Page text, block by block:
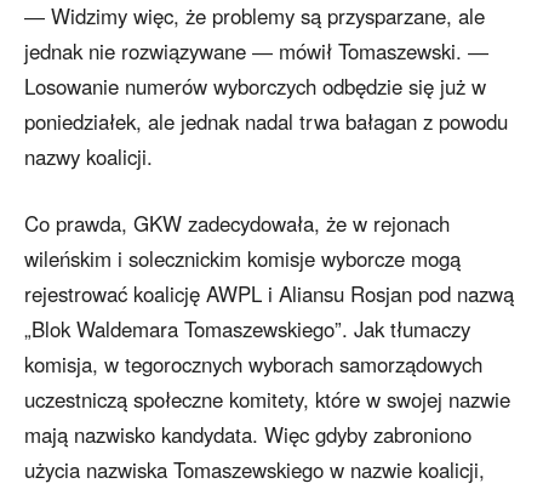
― Widzimy więc, że problemy są przysparzane, ale
jednak nie rozwiązywane ― mówił Tomaszewski. ―
Losowanie numerów wyborczych odbędzie się już w
poniedziałek, ale jednak nadal trwa bałagan z powodu
nazwy koalicji.
Co prawda, GKW zadecydowała, że w rejonach
wileńskim i solecznickim komisje wyborcze mogą
rejestrować koalicję AWPL i Aliansu Rosjan pod nazwą
„Blok Waldemara Tomaszewskiego”. Jak tłumaczy
komisja, w tegorocznych wyborach samorządowych
uczestniczą społeczne komitety, które w swojej nazwie
mają nazwisko kandydata. Więc gdyby zabroniono
użycia nazwiska Tomaszewskiego w nazwie koalicji,